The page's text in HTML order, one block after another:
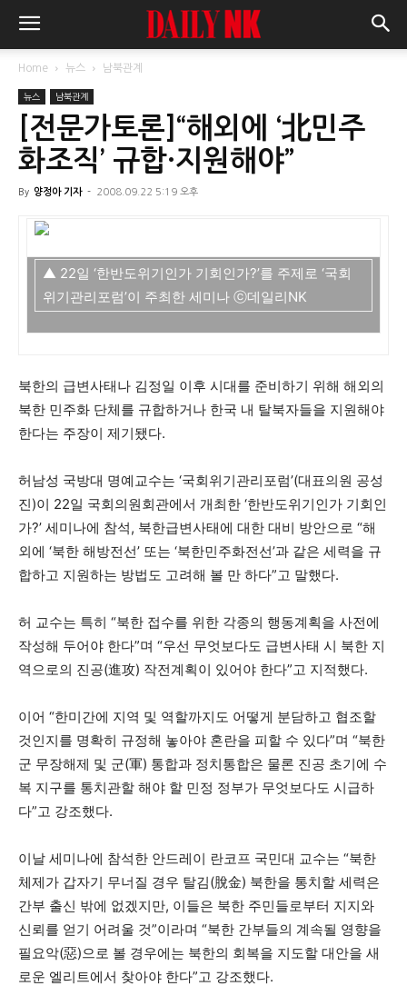
Home 뉴스 남북관계
뉴스 남북관계
[전문가토론]“해외에 ‘北민주
화조직’ 규합·지원해야”
By 양정아 기자 - 2008.09.22 5:19 오후
▲ 22일 ‘한반도위기인가 기회인가?’를 주제로 ‘국회
위기관리포럼’이 주최한 세미나 ⓒ데일리NK
북한의 급변사태나 김정일 이후 시대를 준비하기 위해 해외의
북한 민주화 단체를 규합하거나 한국 내 탈북자들을 지원해야
한다는 주장이 제기됐다.
허남성 국방대 명예교수는 ‘국회위기관리포럼’(대표의원 공성
진)이 22일 국회의원회관에서 개최한 ‘한반도위기인가 기회인
가?’ 세미나에 참석, 북한급변사태에 대한 대비 방안으로 “해
외에 ‘북한 해방전선’ 또는 ‘북한민주화전선’과 같은 세력을 규
합하고 지원하는 방법도 고려해 볼 만 하다”고 말했다.
허 교수는 특히 “북한 접수를 위한 각종의 행동계획을 사전에
작성해 두어야 한다”며 “우선 무엇보다도 급변사태 시 북한 지
역으로의 진공(進攻) 작전계획이 있어야 한다”고 지적했다.
이어 “한미간에 지역 및 역할까지도 어떻게 분담하고 협조할
것인지를 명확히 규정해 놓아야 혼란을 피할 수 있다”며 “북한
군 무장해제 및 군(軍) 통합과 정치통합은 물론 진공 초기에 수
복 지구를 통치관할 해야 할 민정 정부가 무엇보다도 시급하
다”고 강조했다.
이날 세미나에 참석한 안드레이 란코프 국민대 교수는 “북한
체제가 갑자기 무너질 경우 탈김(脫金) 북한을 통치할 세력은
간부 출신 밖에 없겠지만, 이들은 북한 주민들로부터 지지와
신뢰를 얻기 어려울 것”이라며 “북한 간부들의 계속될 영향을
필요악(惡)으로 볼 경우에는 북한의 회복을 지도할 대안을 새
로운 엘리트에서 찾아야 한다”고 강조했다.